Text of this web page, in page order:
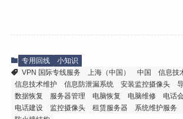
专用回线
小知识
VPN 国际专线服务
上海（中国） 中国
信息技
信息技术维护
信息防泄漏系统 安装监控摄像头
数据恢复
服务器管理 电脑恢复 电脑维修 电话
电话建设
监控摄像头 租赁服务器 系统维护服务